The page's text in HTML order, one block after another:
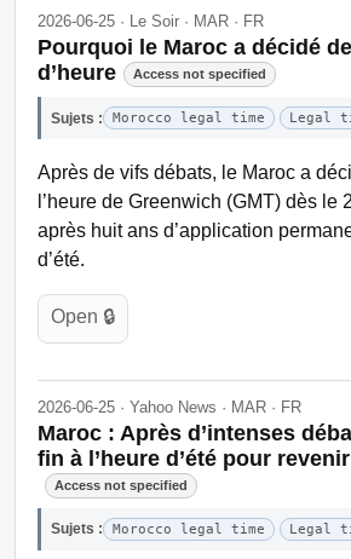
2026-06-25 · Le Soir · MAR · FR
Pourquoi le Maroc a décidé
d’heure
Access not specified
Sujets : Morocco legal time Legal
Après de vifs débats, le Maroc a
l’heure de Greenwich (GMT) dès le
après huit ans d’application
d’été.
Open 🔒
2026-06-25 · Yahoo News · MAR · FR
Maroc : Après d’intenses
fin à l’heure d’été pour
Access not specified
Sujets : Morocco legal time Legal